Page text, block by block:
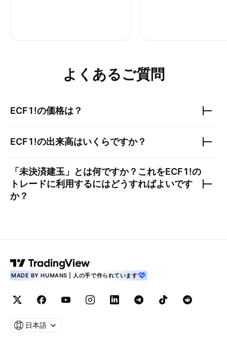
よくあるご質問
ECF1!の価格は？
ECF1!の出来高はいくらですか？
「未決済建玉」とは何ですか？これをECF1!の
トレードに利用するにはどうすればよいです
か？
MADE BY HUMANS | 人の手で作られています
日本語